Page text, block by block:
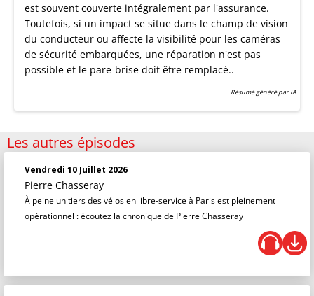
est souvent couverte intégralement par l'assurance.
Toutefois, si un impact se situe dans le champ de vision
du conducteur ou affecte la visibilité pour les caméras
de sécurité embarquées, une réparation n'est pas
possible et le pare-brise doit être remplacé..
Résumé généré par IA
Les autres épisodes
Vendredi 10 Juillet 2026
Pierre Chasseray
À peine un tiers des vélos en libre-service à Paris est pleinement
opérationnel : écoutez la chronique de Pierre Chasseray